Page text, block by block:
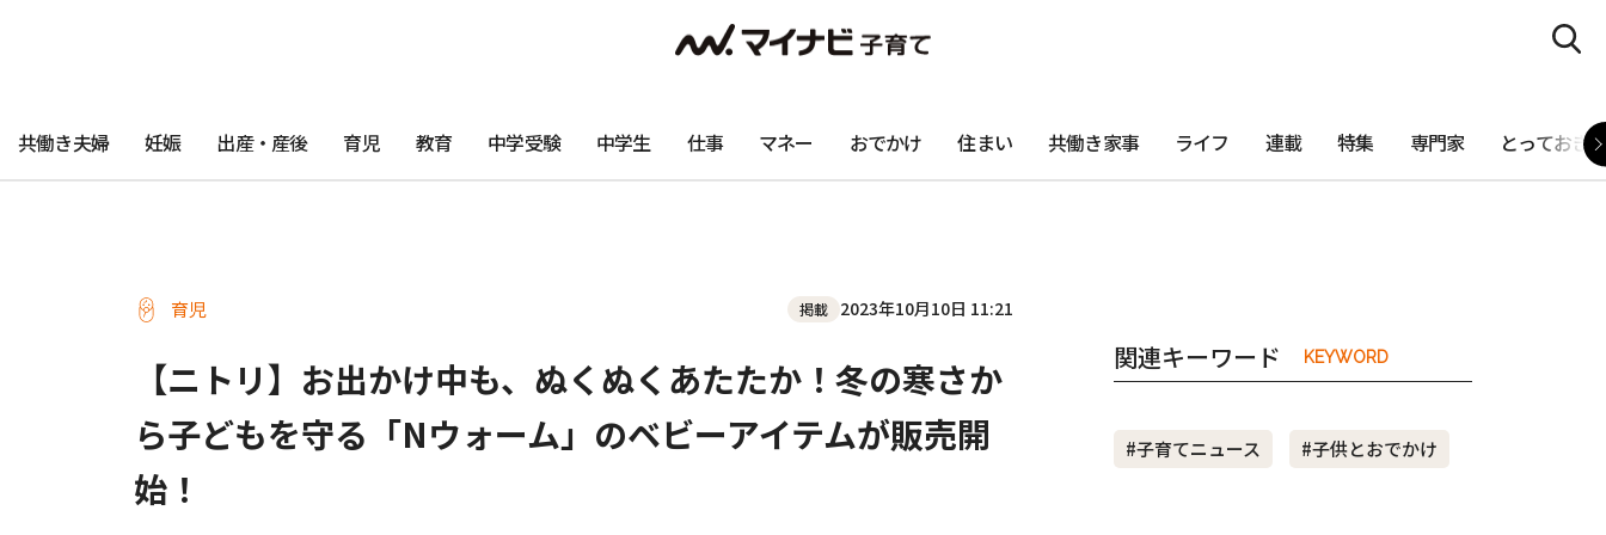
共働き夫婦 妊娠 出産・産後 育児 教育 中学受験 中学生 仕事 マネー おでかけ 住まい 共働き家事 ライフ 連載 特集 専門家 とっておき
育児 掲載 2023年10月10日 11:21
【ニトリ】お出かけ中も、ぬくぬくあたたか！冬の寒さか
ら子どもを守る「Nウォーム」のベビーアイテムが販売開
始！
関連キーワード KEYWORD
#子育てニュース #子供とおでかけ